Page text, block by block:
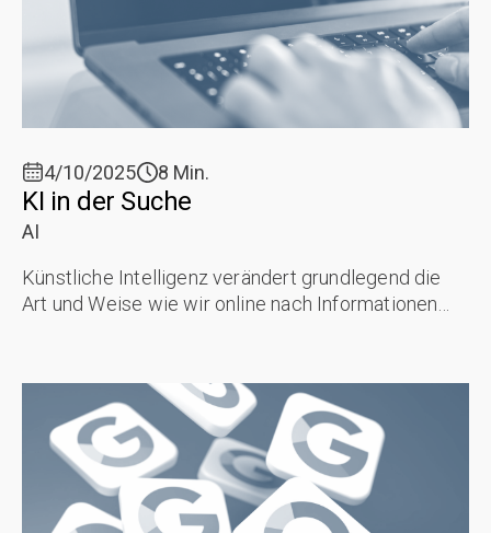
4/10/2025 8 Min.
KI in der Suche
AI
Künstliche Intelligenz verändert grundlegend die
Art und Weise wie wir online nach Informationen